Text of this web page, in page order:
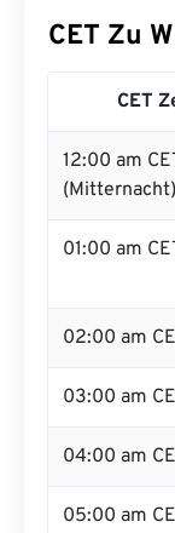
CET Zu
CET
12:00 am
(Mitternacht)
01:00 am
02:00 am
03:00 am
04:00 am
05:00 am